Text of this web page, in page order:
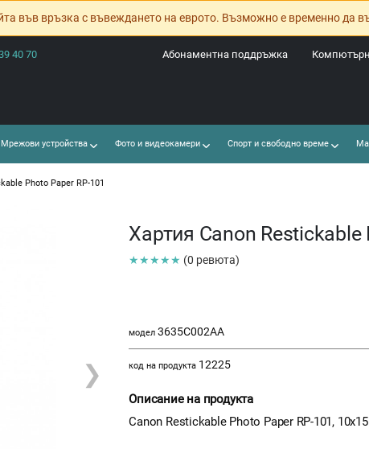
във връзка с въвеждането на еврото. Възможно е временно да
40 70 Абонаментна поддръжка
устройства Фото и видеокамери Спорт и свободно време
Photo Paper RP-101
❯
Хартия Canon Restickable
★★★★★ (0 ревюта)
модел 3635C002AA
код на продукта 12225
Описание на продукта
Canon Restickable Photo Paper RP-101,